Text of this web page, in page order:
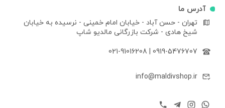
آدرس ما
تهران - حسن آباد - خیابان امام خمینی - نرسیده به خیابان
شیخ هادی - شرکت بازرگانی مالدیو شاپ
0919-5476707
021-91016208
info@maldivshop.ir